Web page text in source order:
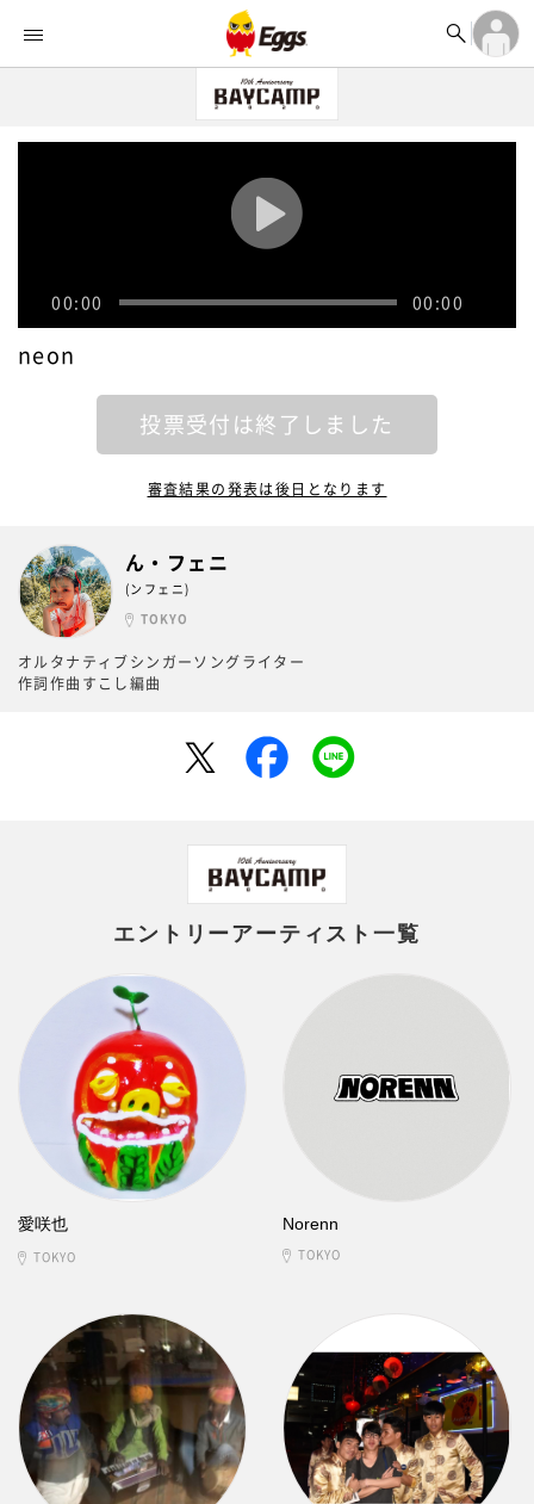


ランキング 
記事 

ログイン
アカウント登録
00:00 00:00
neon
投票受付は終了しました
審査結果の発表は後日となります
ん・フェニ
(ンフェニ)
TOKYO
オルタナティブシンガーソングライター
作詞作曲すこし編曲
エントリーアーティスト一覧
愛咲也
TOKYO
Norenn
TOKYO